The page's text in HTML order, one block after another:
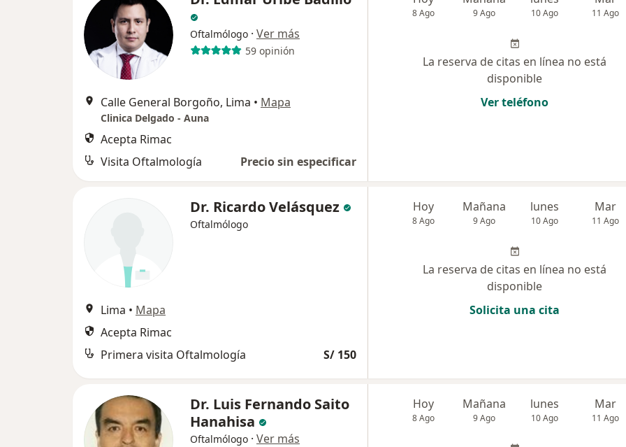
Oftalmólogo · Ver más
59 opinión
Calle General Borgoño, Lima • Mapa
Clinica Delgado - Auna
Acepta Rimac
Visita Oftalmología
Precio sin especificar
8 Ago 9 Ago 10 Ago 11 Ago
La reserva de citas en línea no está
disponible
Ver teléfono
Dr. Ricardo Velásquez
Oftalmólogo
Lima • Mapa
Acepta Rimac
Primera visita Oftalmología
S/ 150
Hoy
8 Ago
Mañana
9 Ago
lunes
10 Ago
Mar
11 Ago
La reserva de citas en línea no está
disponible
Solicita una cita
Dr. Luis Fernando Saito
Hanahisa
Oftalmólogo · Ver más
Hoy
8 Ago
Mañana
9 Ago
lunes
10 Ago
Mar
11 Ago